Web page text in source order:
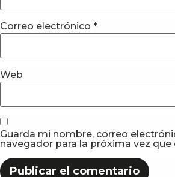
Correo electrónico *
Web
Guarda mi nombre, correo
navegador para la próxima vez que